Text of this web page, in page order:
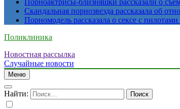
Порноактрисы-близняшки рассказали о
Скандальная порнозвезда рассказала об
Порномодель рассказала о сексе с пилотами
Поликлиника
Новостная рассылка
Случайные новости
Меню
Найти: